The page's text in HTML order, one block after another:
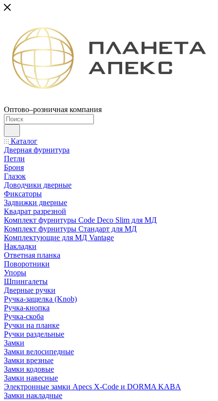
Оптово–розничная компания
Каталог
Дверная фурнитура
Петли
Броня
Глазок
Доводчики дверные
Фиксаторы
Задвижки дверные
Квадрат разрезной
Комплект фурнитуры Code Deco Slim для МД
Комплект фурнитуры Стандарт для МД
Комплектующие для МД Vantage
Накладки
Ответная планка
Поворотники
Упоры
Шпингалеты
Дверные ручки
Ручка-защелка (Knob)
Ручка-кнопка
Ручка-скоба
Ручки на планке
Ручки раздельные
Замки
Замки велосипедные
Замки врезные
Замки кодовые
Замки навесные
Электронные замки Apecs X-Code и DORMA KABA
Замки накладные